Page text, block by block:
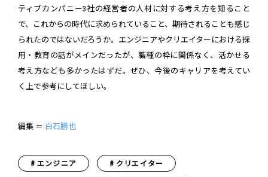
ティブカンパニー3社の経営者の人材に対する考え方を知ること
で、これからの時代に求められていること、期待されることも感じ
られたのではないだろうか。エンジニアやクリエイターにおける採
用・教育の話がメインだったが、職種の枠に関係なく、活かせる
考え方なども多かったはずだ。ぜひ、今後のキャリアを考えてい
く上で参考にしてほしい。
編集 ＝ 白石勝也
エンジニア クリエイター